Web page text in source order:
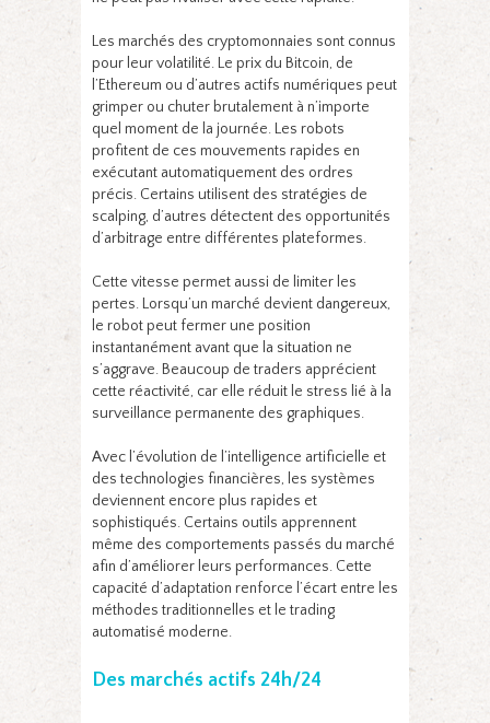
Les marchés des cryptomonnaies sont connus
pour leur volatilité. Le prix du Bitcoin, de
l’Ethereum ou d’autres actifs numériques peut
grimper ou chuter brutalement à n’importe
quel moment de la journée. Les robots
profitent de ces mouvements rapides en
exécutant automatiquement des ordres
précis. Certains utilisent des stratégies de
scalping, d’autres détectent des opportunités
d’arbitrage entre différentes plateformes.
Cette vitesse permet aussi de limiter les
pertes. Lorsqu’un marché devient dangereux,
le robot peut fermer une position
instantanément avant que la situation ne
s’aggrave. Beaucoup de traders apprécient
cette réactivité, car elle réduit le stress lié à la
surveillance permanente des graphiques.
Avec l’évolution de l’intelligence artificielle et
des technologies financières, les systèmes
deviennent encore plus rapides et
sophistiqués. Certains outils apprennent
même des comportements passés du marché
afin d’améliorer leurs performances. Cette
capacité d’adaptation renforce l’écart entre les
méthodes traditionnelles et le trading
automatisé moderne.
Des marchés actifs 24h/24